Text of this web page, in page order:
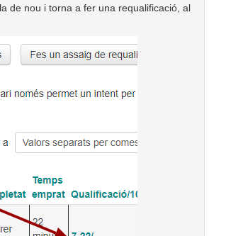
de nou i torna a fer una requalificació, al